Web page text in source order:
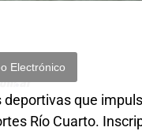
Electrónico
que
Río Cuarto.